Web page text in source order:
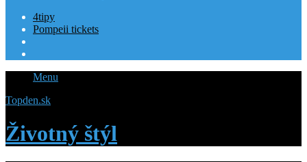
4tipy
Pompeii tickets
Menu
Topden.sk
Životný štýl